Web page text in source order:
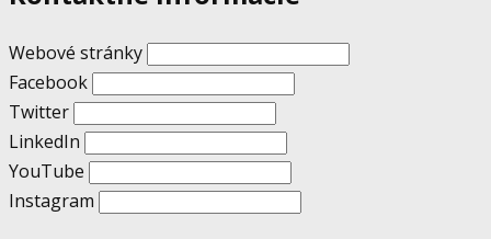
Webové stránky
Facebook
Twitter
LinkedIn
YouTube
Instagram